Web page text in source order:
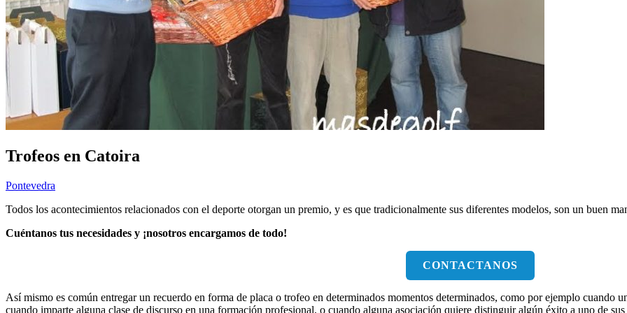
Trofeos en Catoira
Pontevedra
Todos los acontecimientos relacionados con el deporte otorgan un premio, y es que tradicionalmente sus diferentes modelos, son un buen
Cuéntanos tus necesidades y ¡nosotros encargamos de todo!
CONTACTANOS
Así mismo es común entregar un recuerdo en forma de placa o trofeo en determinados momentos determinados, como por ejemplo cuando
cuando imparte alguna clase de discurso en una formación profesional, o cuando alguna asociación quiere distinguir algún éxito a uno de